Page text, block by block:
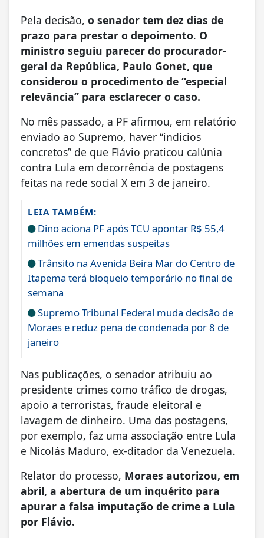
Pela decisão, o senador tem dez dias de
prazo para prestar o depoimento. O
ministro seguiu parecer do procurador-
geral da República, Paulo Gonet, que
considerou o procedimento de “especial
relevância” para esclarecer o caso.
No mês passado, a PF afirmou, em relatório
enviado ao Supremo, haver “indícios
concretos” de que Flávio praticou calúnia
contra Lula em decorrência de postagens
feitas na rede social X em 3 de janeiro.
LEIA TAMBÉM:
Dino aciona PF após TCU apontar R$ 55,4
milhões em emendas suspeitas
Trânsito na Avenida Beira Mar do Centro de
Itapema terá bloqueio temporário no final de
semana
Supremo Tribunal Federal muda decisão de
Moraes e reduz pena de condenada por 8 de
janeiro
Nas publicações, o senador atribuiu ao
presidente crimes como tráfico de drogas,
apoio a terroristas, fraude eleitoral e
lavagem de dinheiro. Uma das postagens,
por exemplo, faz uma associação entre Lula
e Nicolás Maduro, ex-ditador da Venezuela.
Relator do processo, Moraes autorizou, em
abril, a abertura de um inquérito para
apurar a falsa imputação de crime a Lula
por Flávio.